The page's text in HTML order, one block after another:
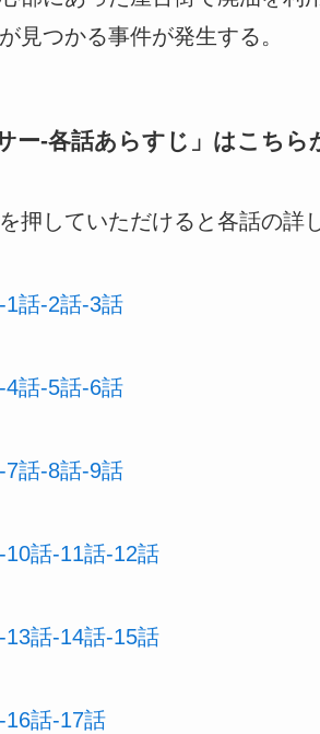
見つかる事件が発生する。
ー-各話あらすじ 」はこちら
押していただけると各話の詳
1話-2話-3話
4話-5話-6話
7話-8話-9話
話-11話-12話
話-14話-15話
16話-17話